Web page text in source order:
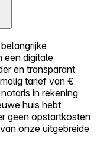
een digitale
en transparant
tarief van €
in rekening
huis hebt
geen opstartkosten
onze uitgebreide